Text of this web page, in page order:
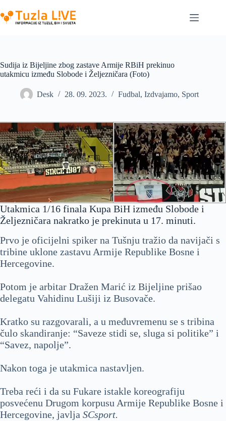
to
content
Sudija iz Bijeljine zbog zastave Armije RBiH prekinuo
utakmicu između Slobode i Željezničara (Foto)
Desk 28. 09. 2023. Fudbal, Izdvajamo, Sport
Utakmica 1/16 finala Kupa BiH između Slobode i
Željezničara nakratko je prekinuta u 17. minuti.
Prvo je oficijelni spiker na Tušnju tražio da navijači s
tribine uklone zastavu Armije Republike Bosne i
Hercegovine.
Potom je arbitar Dražen Marić iz Bijeljine prišao
delegatu Vahidinu Lušiji iz Busovače.
Kratko su razgovarali, a u međuvremenu se s tribina
čulo skandiranje: “Saveze stidi se, sluga si politike” i
“Savez, napolje”.
Nakon toga je utakmica nastavljen.
Treba reći i da su Fukare istakle koreografiju
posvećenu Drugom korpusu Armije Republike Bosne i
Hercegovine, javlja SCsport.